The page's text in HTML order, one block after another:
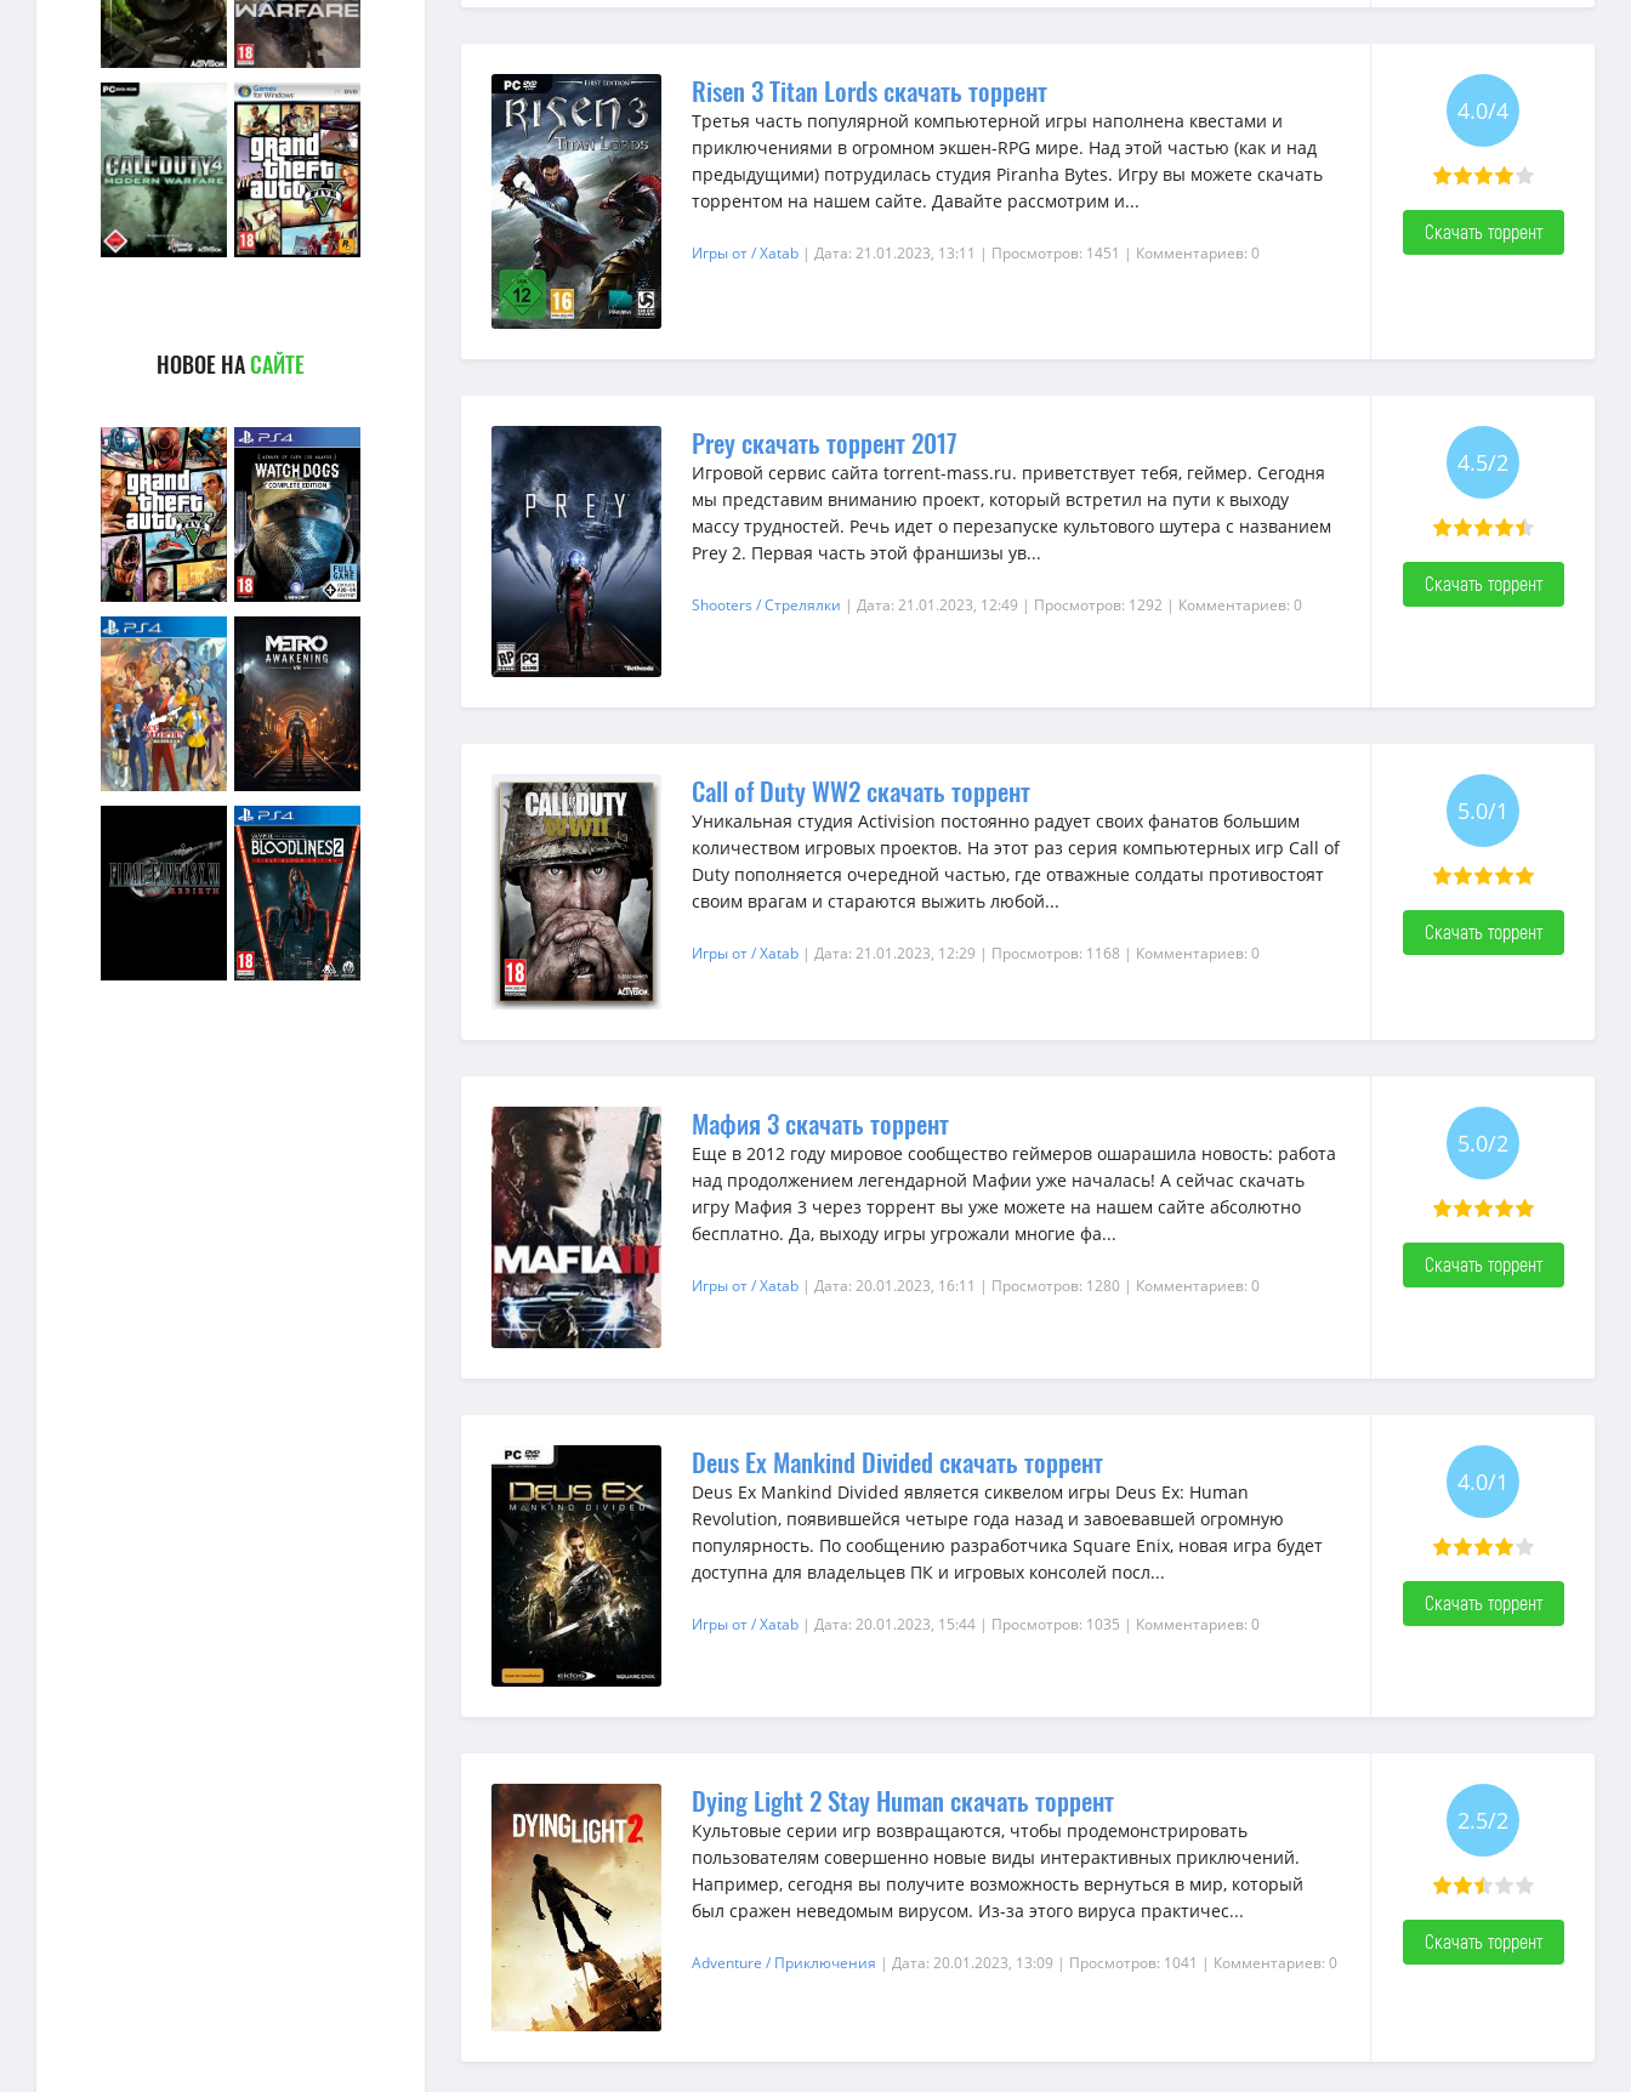
НОВОЕ НАСАЙТЕ
Risen 3 Titan Lords скачать торрент
Третья часть популярной компьютерной игры наполнена квестами и
приключениями в огромном экшен-RPG мире. Над этой частью (как и над
предыдущими) потрудилась студия Piranha Bytes. Игру вы можете скачать
торрентом на нашем сайте. Давайте рассмотрим и...
Игры от / Xatab | Дата: 21.01.2023, 13:11 | Просмотров: 1451 | Комментариев: 0
4.0/4
Скачать торрент
Prey скачать торрент 2017
Игровой сервис сайта torrent-mass.ru. приветствует тебя, геймер. Сегодня
мы представим вниманию проект, который встретил на пути к выходу
массу трудностей. Речь идет о перезапуске культового шутера с названием
Prey 2. Первая часть этой франшизы ув...
Shooters / Стрелялки | Дата: 21.01.2023, 12:49 | Просмотров: 1292 | Комментариев: 0
4.5/2
Скачать торрент
Call of Duty WW2 скачать торрент
Уникальная студия Activision постоянно радует своих фанатов большим
количеством игровых проектов. На этот раз серия компьютерных игр Call of
Duty пополняется очередной частью, где отважные солдаты противостоят
своим врагам и стараются выжить любой...
Игры от / Xatab | Дата: 21.01.2023, 12:29 | Просмотров: 1168 | Комментариев: 0
5.0/1
Скачать торрент
Мафия 3 скачать торрент
Еще в 2012 году мировое сообщество геймеров ошарашила новость: работа
над продолжением легендарной Мафии уже началась! А сейчас скачать
игру Мафия 3 через торрент вы уже можете на нашем сайте абсолютно
бесплатно. Да, выходу игры угрожали многие фа...
Игры от / Xatab | Дата: 20.01.2023, 16:11 | Просмотров: 1280 | Комментариев: 0
5.0/2
Скачать торрент
Deus Ex Mankind Divided скачать торрент
Deus Ex Mankind Divided является сиквелом игры Deus Ex: Human
Revolution, появившейся четыре года назад и завоевавшей огромную
популярность. По сообщению разработчика Square Enix, новая игра будет
доступна для владельцев ПК и игровых консолей посл...
Игры от / Xatab | Дата: 20.01.2023, 15:44 | Просмотров: 1035 | Комментариев: 0
4.0/1
Скачать торрент
Dying Light 2 Stay Human скачать торрент
Культовые серии игр возвращаются, чтобы продемонстрировать
пользователям совершенно новые виды интерактивных приключений.
Например, сегодня вы получите возможность вернуться в мир, который
был сражен неведомым вирусом. Из-за этого вируса практичес...
Adventure / Приключения | Дата: 20.01.2023, 13:09 | Просмотров: 1041 | Комментариев: 0
2.5/2
Скачать торрент